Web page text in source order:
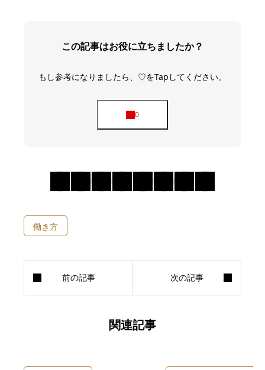
この記事はお役に立ちましたか？
もし参考になりましたら、♡をTapしてください。
働き方
関連記事